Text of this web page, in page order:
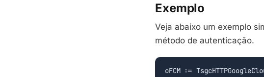
Exemplo
Veja abaixo um exemplo
método de autenticação.
oFCM :=